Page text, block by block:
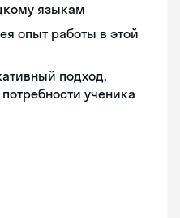
языкам
опыт работы в этой
подход,
ученика